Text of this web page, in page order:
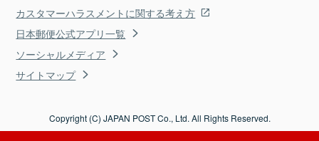
カスタマーハラスメントに関する考え方
日本郵便公式アプリ一覧
ソーシャルメディア
サイトマップ
Copyright (C) JAPAN POST Co., Ltd. All Rights Reserved.